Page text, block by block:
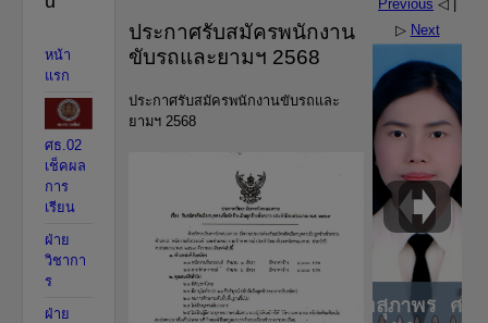
หน้า
แรก
ศธ.02
เช็คผล
การ
เรียน
ฝ่าย
วิชากา
ร
ฝ่าย
ประกาศรับสมัครพนักงาน
ขับรถและยามฯ 2568
ประกาศรับสมัครพนักงานขับรถและ
ยามฯ 2568
Previous ◁ |
▷ Next